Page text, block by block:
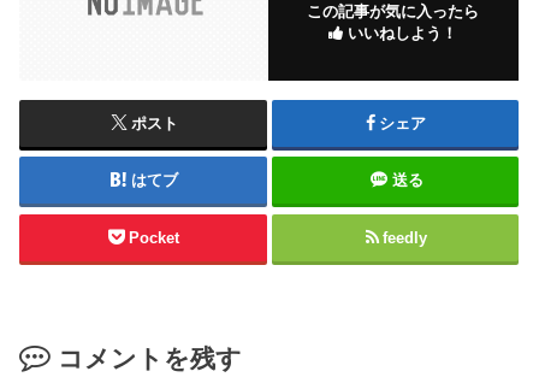
この記事が気に入ったら
いいねしよう！
ポスト シェア
はてブ 送る
Pocket feedly
コメントを残す